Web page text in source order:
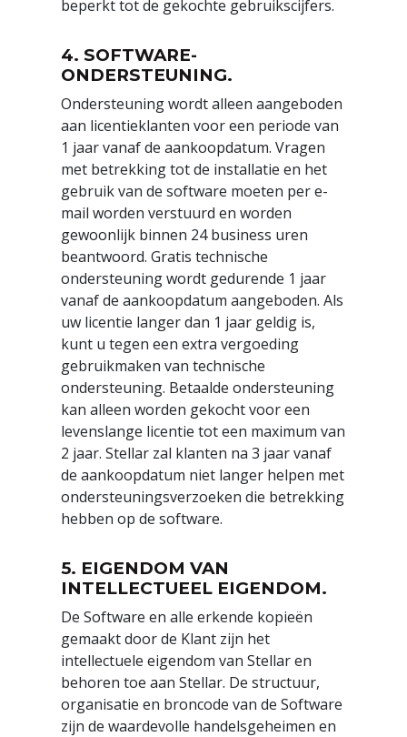
beperkt tot de gekochte gebruikscijfers.
4. SOFTWARE-
ONDERSTEUNING.
Ondersteuning wordt alleen aangeboden
aan licentieklanten voor een periode van
1 jaar vanaf de aankoopdatum. Vragen
met betrekking tot de installatie en het
gebruik van de software moeten per e-
mail worden verstuurd en worden
gewoonlijk binnen 24 business uren
beantwoord. Gratis technische
ondersteuning wordt gedurende 1 jaar
vanaf de aankoopdatum aangeboden. Als
uw licentie langer dan 1 jaar geldig is,
kunt u tegen een extra vergoeding
gebruikmaken van technische
ondersteuning. Betaalde ondersteuning
kan alleen worden gekocht voor een
levenslange licentie tot een maximum van
2 jaar. Stellar zal klanten na 3 jaar vanaf
de aankoopdatum niet langer helpen met
ondersteuningsverzoeken die betrekking
hebben op de software.
5. EIGENDOM VAN
INTELLECTUEEL EIGENDOM.
De Software en alle erkende kopieën
gemaakt door de Klant zijn het
intellectuele eigendom van Stellar en
behoren toe aan Stellar. De structuur,
organisatie en broncode van de Software
zijn de waardevolle handelsgeheimen en